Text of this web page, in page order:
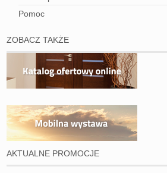
Pomoc
ZOBACZ TAKŻE
AKTUALNE PROMOCJE